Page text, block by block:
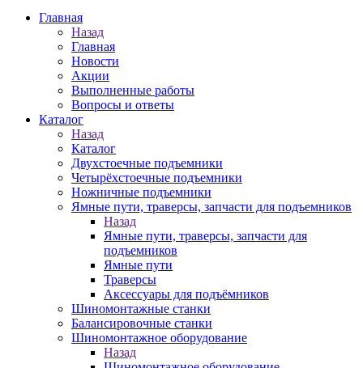
Главная
Назад
Главная
Новости
Акции
Выполненные работы
Вопросы и ответы
Каталог
Назад
Каталог
Двухстоечные подъемники
Четырёхстоечные подъемники
Ножничные подъемники
Ямные пути, траверсы, запчасти для подъемников
Назад
Ямные пути, траверсы, запчасти для
подъемников
Ямные пути
Траверсы
Аксессуары для подъёмников
Шиномонтажные станки
Балансировочные станки
Шиномонтажное оборудование
Назад